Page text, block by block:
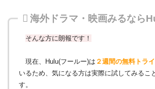
海外ドラマ・映画みるなら
そんな方に朗報です！
現在、Hulu(フールー)は ２週間の無料トラ
いるため、気になる方は実際に試してみるこ
す。